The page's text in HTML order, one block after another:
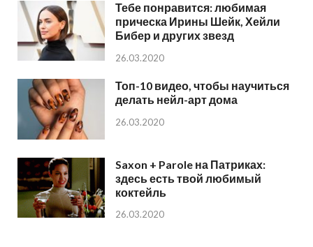
Тебе понравится: любимая
прическа Ирины Шейк, Хейли
Бибер и других звезд
26.03.2020
Топ-10 видео, чтобы научиться
делать нейл-арт дома
26.03.2020
Saxon + Parole на Патриках:
здесь есть твой любимый
коктейль
26.03.2020